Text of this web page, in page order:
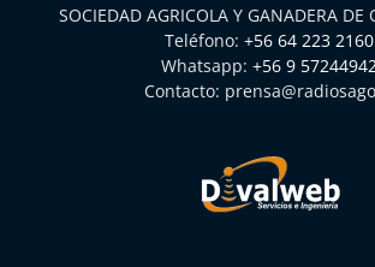
SOCIEDAD AGRICOLA Y GANADERA DE
Teléfono: +56 64 223 2160
Whatsapp: +56 9
Contacto: